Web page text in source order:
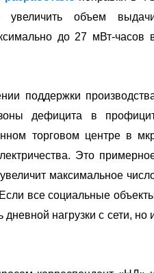
увеличить объем
до 27 мВт-часов
поддержки
дефицита в
торговом центре в
Это
максимальное
все социальные
нагрузки с сети, но